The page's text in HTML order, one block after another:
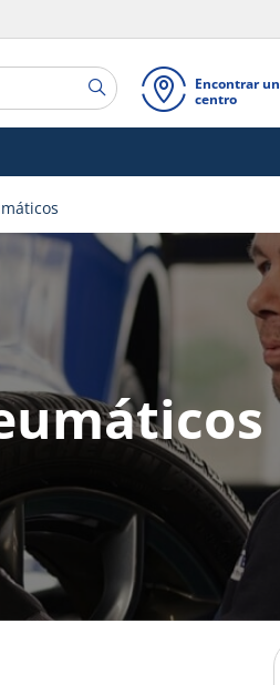
Encontrar un
centro